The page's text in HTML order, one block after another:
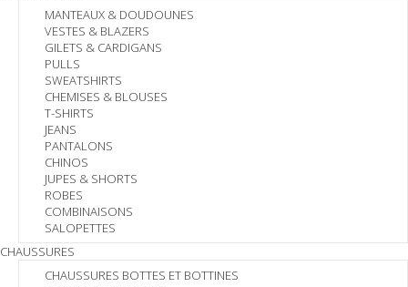
MANTEAUX & DOUDOUNES
VESTES & BLAZERS
GILETS & CARDIGANS
PULLS
SWEATSHIRTS
CHEMISES & BLOUSES
T-SHIRTS
JEANS
PANTALONS
CHINOS
JUPES & SHORTS
ROBES
COMBINAISONS
SALOPETTES
CHAUSSURES
CHAUSSURES BOTTES ET BOTTINES